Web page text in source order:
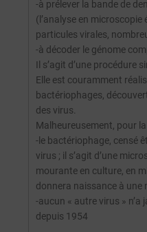
-à prélever la bande de
(l’analyse en
particules virales,
-à décoder le génome
Il s’agit d’une procédure
Elle est couramment
bactériophages,
des virus.
Malheureusement, pour
-le bactériophage, censé
virus ; il s’agit d’une
mourante en culture, en
donnera naissance à une
-aucun « autre virus »
depuis 1954